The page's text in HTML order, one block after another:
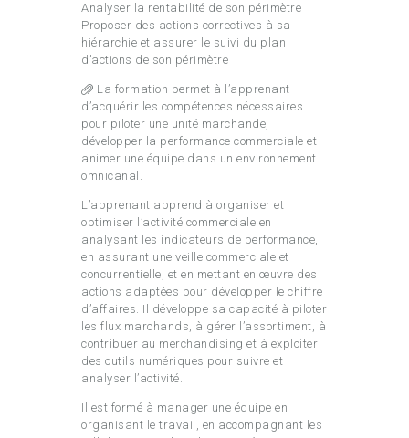
Analyser la rentabilité de son périmètre
Proposer des actions correctives à sa
hiérarchie et assurer le suivi du plan
d’actions de son périmètre
La formation permet à l’apprenant
d’acquérir les compétences nécessaires
pour piloter une unité marchande,
développer la performance commerciale et
animer une équipe dans un environnement
omnicanal.
L’apprenant apprend à organiser et
optimiser l’activité commerciale en
analysant les indicateurs de performance,
en assurant une veille commerciale et
concurrentielle, et en mettant en œuvre des
actions adaptées pour développer le chiffre
d’affaires. Il développe sa capacité à piloter
les flux marchands, à gérer l’assortiment, à
contribuer au merchandising et à exploiter
des outils numériques pour suivre et
analyser l’activité.
Il est formé à manager une équipe en
organisant le travail, en accompagnant les